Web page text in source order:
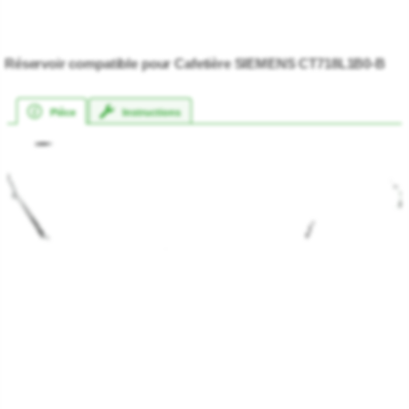
Réservoir compatible pour Cafetière SIEMENS CT718L1B0-B
Pièce Instructions